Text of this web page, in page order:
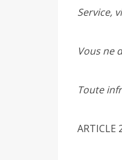
Service,
Vous ne
Toute
ARTICLE